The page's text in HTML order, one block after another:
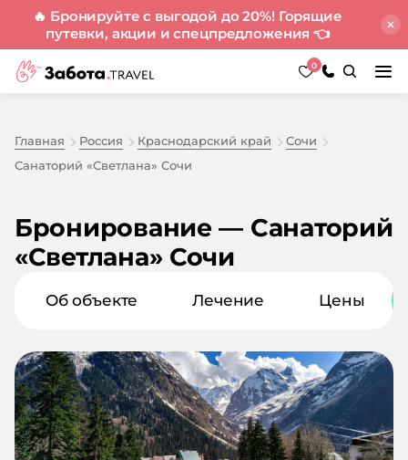
🔥 Бронируйте с выгодой до 20%! Горящие
путевки, акции и спецпредложения 👈
0
Главная Россия Краснодарский край
Сочи
Санаторий «Светлана» Сочи
Бронирование — Санаторий
«Светлана» Сочи
Об объекте Лечение Цены